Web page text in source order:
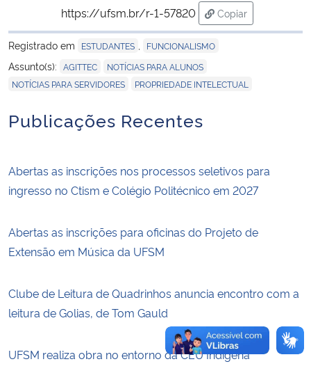
Secretaria de Governo
Gabinete de Segurança Institucional
Planalto
https://ufsm.br/r-1-57820
Copiar
para área de
Registrado em
ESTUDANTES FUNCIONALISMO
Assunto(s): AGITTEC NOTÍCIAS PARA ALUNOS
NOTÍCIAS PARA SERVIDORES PROPRIEDADE INTELECTUAL
Publicações Recentes
Abertas as inscrições nos processos seletivos para
ingresso no Ctism e Colégio Politécnico em 2027
Abertas as inscrições para oficinas do Projeto de
Extensão em Música da UFSM
Clube de Leitura de Quadrinhos anuncia encontro com a
leitura de Golias, de Tom Gauld
UFSM realiza obra no entorno da CEU Indígena